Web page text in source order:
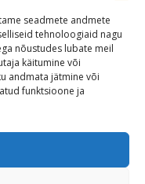
seadmete andmete
tehnoloogiaid nagu
nõustudes lubate meil
käitumine või
andmata jätmine või
funktsioone ja